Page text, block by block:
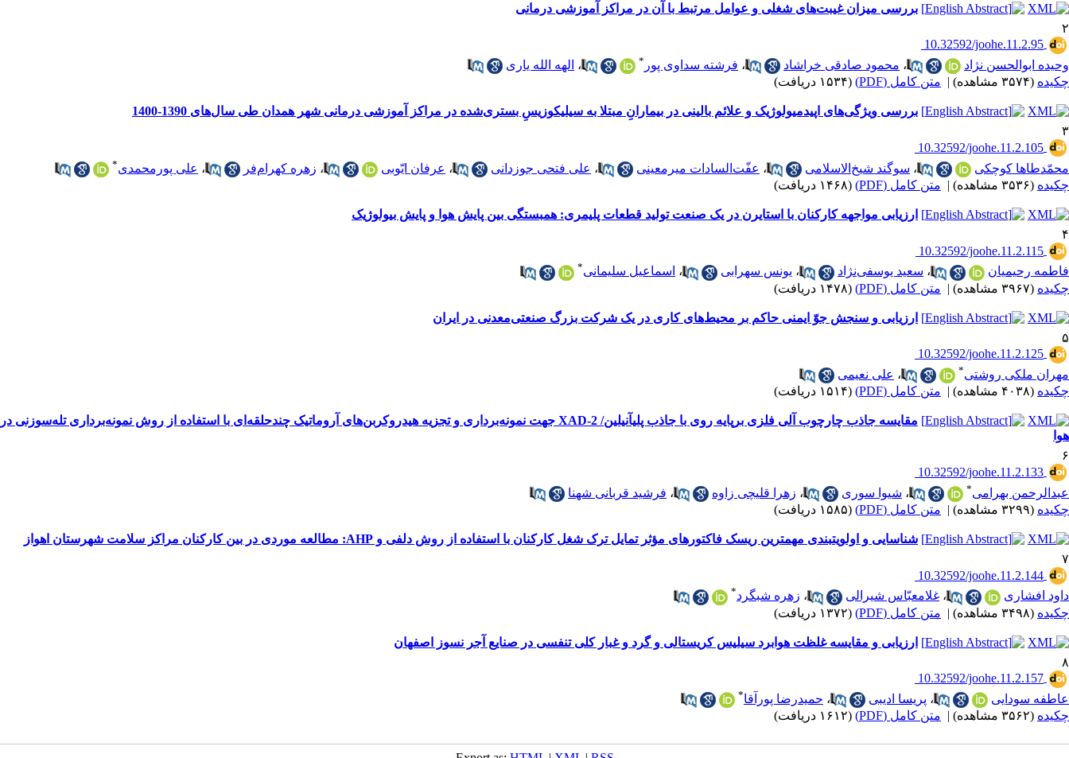
بررسی میزان غیبت‌های شغلی و عوامل مرتبط با آن در مراکز آموزشی درمانی
۲
‎ 10.32592/joohe.11.2.95
وحیده ابوالحسن نژاد
، محمود صادقی خراشاد ، فرشته سداوی پور * ، الهه الله یاری
چکیده (۳۵۷۴ مشاهده) | متن کامل (PDF) (۱۵۳۴ دریافت)
بررسی ویژگی‌های اپیدمیولوژیک و علائم بالینی در بیمارانِ مبتلا به سیلیکوزیسِ بستری‌شده در مراکز آموزشی درمانی شهر همدان طی سال‌های 1390-1400
۳
‎ 10.32592/joohe.11.2.105
محمّدطاها کوچکی
، سوگند شیخ‌الاسلامی ، عفّت‌السادات میرمعینی ، علی فتحی جوزدانی ، عرفان ایّوبی ، زهره کهرام‌فر ، علی پورمحمدی*
چکیده (۳۵۳۶ مشاهده) | متن کامل (PDF) (۱۴۶۸ دریافت)
ارزیابی مواجهه کارکنان با استایرن در یک صنعت تولید قطعات پلیمری: همبستگی بین پایش هوا و پایش بیولوژیک
۴
‎ 10.32592/joohe.11.2.115
فاطمه رحیمیان
، سعید یوسفی‌نژاد ، یونس سهرابی ، اسماعیل سلیمانی*
چکیده (۳۹۶۷ مشاهده) | متن کامل (PDF) (۱۴۷۸ دریافت)
ارزیابی و سنجش جوّ ایمنی حاکم بر محیط‌های کاری در یک شرکت بزرگ صنعتی‌معدنی در ایران
۵
‎ 10.32592/joohe.11.2.125
مهران ملکی روشتی* ، علی نعیمی
چکیده (۴۰۳۸ مشاهده) | متن کامل (PDF) (۱۵۱۴ دریافت)
مقایسه جاذب چارچوب آلی فلزی برپایه روی با جاذب پلیآنیلین/ XAD-2 جهت نمونه‌برداری و تجزیه هیدروکربن‌های آروماتیک چندحلقه‌ای با استفاده از روش نمونه‌برداری تله‌سوزنی در
هوا
۶
‎ 10.32592/joohe.11.2.133
عبدالرحمن بهرامی* ، شیوا سوری ، زهرا قلیچی زاوه ، فرشید قربانی شهنا
چکیده (۳۲۹۹ مشاهده) | متن کامل (PDF) (۱۵۸۵ دریافت)
شناسایی و اولویتبندی مهمترین ریسک فاکتورهای مؤثر تمایل ترک شغل کارکنان با استفاده از روش دلفی و AHP: مطالعه موردی در بین کارکنان مراکز سلامت شهرستان اهواز
۷
‎ 10.32592/joohe.11.2.144
داود افشاری
، غلامعبّاس شیرالی ، زهره شبگرد*
چکیده (۳۴۹۸ مشاهده) | متن کامل (PDF) (۱۳۷۲ دریافت)
ارزیابی و مقایسه غلظت هوابرد سیلیس کریستالی و گرد و غبار کلی تنفسی در صنایع آجر نسوز اصفهان
۸
‎ 10.32592/joohe.11.2.157
عاطفه سودایی
، پریسا ادیبی ، حمیدرضا پورآقا*
چکیده (۳۵۶۲ مشاهده) | متن کامل (PDF) (۱۶۱۲ دریافت)